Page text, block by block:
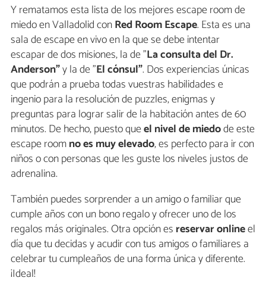
Y rematamos esta lista de los mejores escape room de
miedo en Valladolid conRed Room Escape. Esta es una
sala de escape en vivo en la que se debe intentar
escapar de dos misiones, la de "La consulta del Dr.
Anderson"y la de "El cónsul". Dos experiencias únicas
que podrán a prueba todas vuestras habilidades e
ingenio para la resolución de puzzles, enigmas y
preguntas para lograr salir de la habitación antes de 60
minutos. De hecho, puesto queel nivel de miedode este
escape roomno es muy elevado, es perfecto para ir con
niños o con personas que les guste los niveles justos de
adrenalina.
También puedes sorprender a un amigo o familiar que
cumple años con un bono regalo y ofrecer uno de los
regalos más originales. Otra opción es reservar onlineel
día que tu decidas y acudir con tus amigos o familiares a
celebrar tu cumpleaños de una forma única y diferente.
¡Ideal!